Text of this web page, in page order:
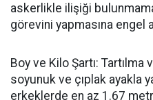
askerlikle ilişiği
görevini yapmasına engel
​Boy ve Kilo Şartı: Tartılma
soyunuk ve çıplak ayakla
erkeklerde en az 1.67